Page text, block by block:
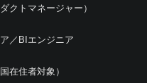
クトマネージャー）
／BIエンジニア
在住者対象）